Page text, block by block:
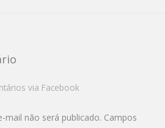
via Facebook
mail não será publicado. Campos